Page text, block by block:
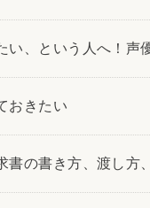
い、という人へ！声
おきたい
書の書き方、渡し方